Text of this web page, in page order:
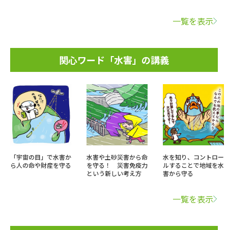
一覧を表示
関心ワード「水害」の講義
「宇宙の目」で水害か
ら人の命や財産を守る
水害や土砂災害から命
を守る！ 災害免疫力
という新しい考え方
水を知り、コントロー
ルすることで地域を水
害から守る
一覧を表示